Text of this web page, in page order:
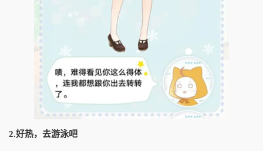
2.好热，去游泳吧